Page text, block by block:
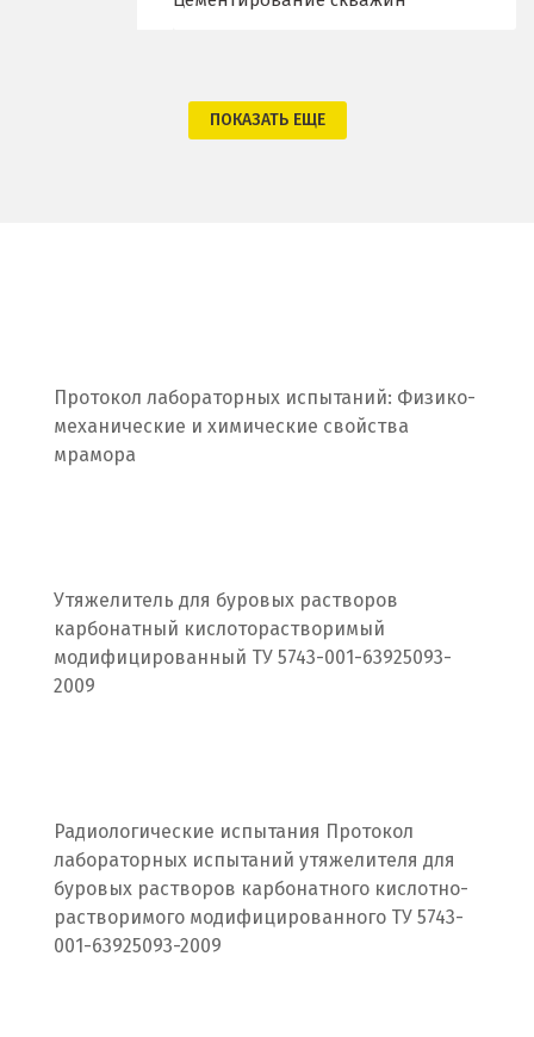
Первоуральск
Походилова
Псков
Пушкино
Раменское
Ревда
Реутов
ПОКАЗАТЬ ЕЩЕ
Протокол лабораторных испытаний: Физико-
механические и химические свойства
мрамора
Утяжелитель для буровых растворов
карбонатный кислоторастворимый
модифицированный ТУ 5743-001-63925093-
2009
Радиологические испытания Протокол
лабораторных испытаний утяжелителя для
буровых растворов карбонатного кислотно-
растворимого модифицированного ТУ 5743-
001-63925093-2009